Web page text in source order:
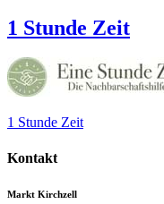
1 Stunde Zeit
1 Stunde Zeit
Kontakt
Markt Kirchzell